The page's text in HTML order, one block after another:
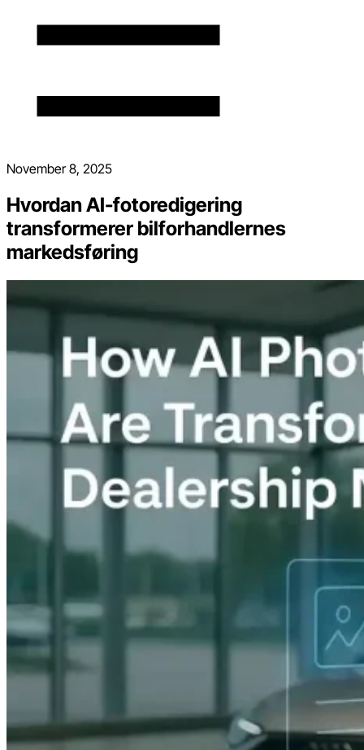
November 8, 2025
Hvordan AI-fotoredigering
transformerer bilforhandlernes
markedsføring